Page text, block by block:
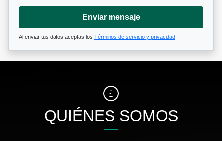
Enviar mensaje
Al enviar tus datos aceptas los Términos de servicio y privacidad
QUIÉNES SOMOS